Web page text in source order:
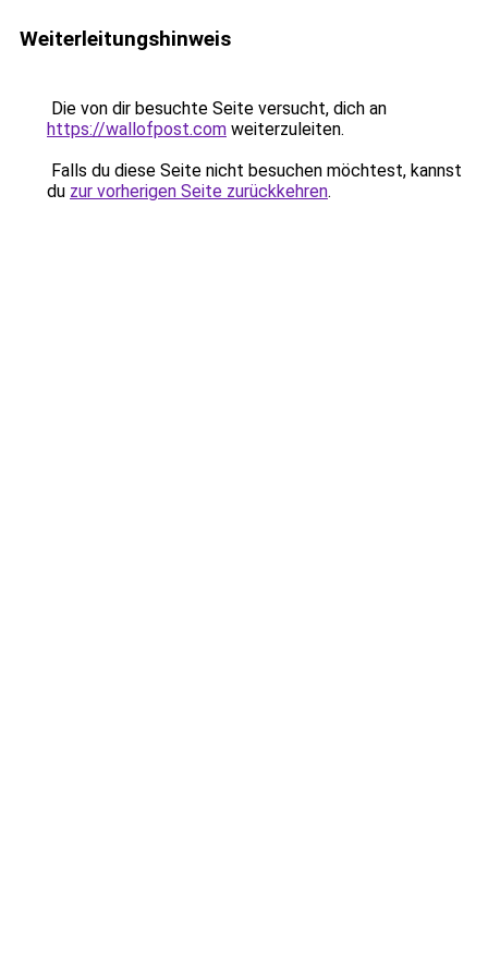
Weiterleitungshinweis
Die von dir besuchte Seite versucht, dich an
https://wallofpost.com weiterzuleiten.
Falls du diese Seite nicht besuchen möchtest, kannst
du zur vorherigen Seite zurückkehren.